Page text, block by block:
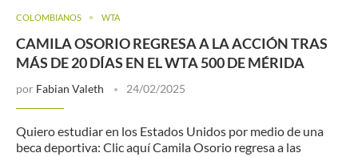
COLOMBIANOS WTA
CAMILA OSORIO REGRESA A LA ACCIÓN TRAS
MÁS DE 20 DÍAS EN EL WTA 500 DE MÉRIDA
por Fabian Valeth 24/02/2025
Quiero estudiar en los Estados Unidos por medio de una
beca deportiva: Clic aquí Camila Osorio regresa a las